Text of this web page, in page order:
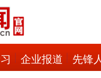
企业报道 先锋